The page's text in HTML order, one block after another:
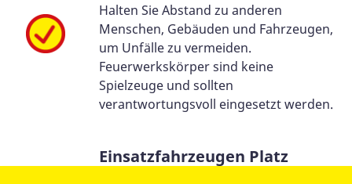
Halten Sie Abstand zu anderen
Menschen, Gebäuden und Fahrzeugen,
um Unfälle zu vermeiden.
Feuerwerkskörper sind keine
Spielzeuge und sollten
verantwortungsvoll eingesetzt werden.
Einsatzfahrzeugen Platz